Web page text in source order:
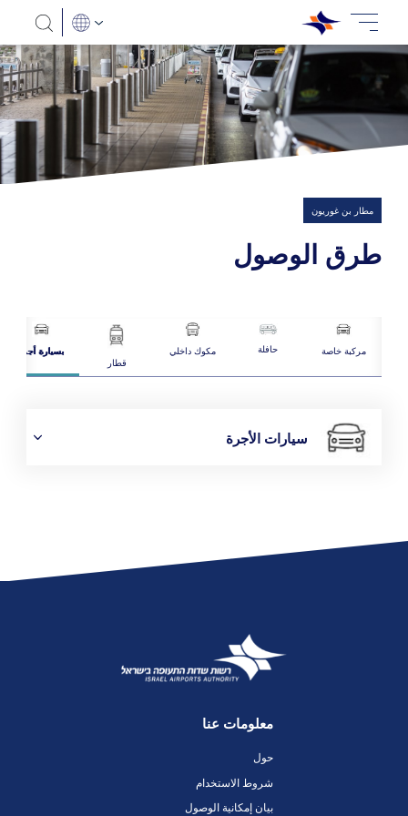
مطار بن غوريون
طرق الوصول
مركبة خاصة حافلة
مكوك داخلي
قطار
بسيارة أجرة
سيارات الأجرة
معلومات عنا
حول
شروط الاستخدام
بيان إمكانية الوصول